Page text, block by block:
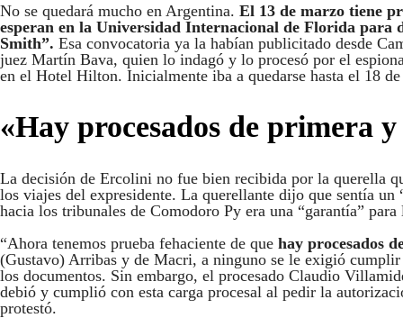
No se quedará mucho en Argentina. El 13 de marzo tiene
esperan en la Universidad Internacional de Florida
Smith”. Esa convocatoria ya la habían publicitado desde
juez Martín Bava, quien lo indagó y lo procesó por el
en el Hotel Hilton. Inicialmente iba a quedarse hasta el 18
«Hay procesados de primera y
La decisión de Ercolini no fue bien recibida por la querella
los viajes del expresidente. La querellante dijo que sentía
hacia los tribunales de Comodoro Py era una “garantía” para
“Ahora tenemos prueba fehaciente de que hay procesados
(Gustavo) Arribas y de Macri, a ninguno se le exigió
los documentos. Sin embargo, el procesado Claudio
debió y cumplió con esta carga procesal al pedir la
protestó.